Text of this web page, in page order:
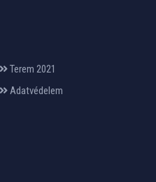
Terem 2021
Adatvédelem